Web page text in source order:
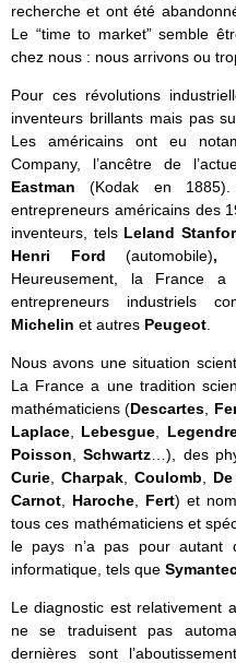
recherche et ont été
Le “time to market” semble
chez nous : nous arrivons ou
Pour ces révolutions
inventeurs brillants mais pas
Les américains ont eu
Company, l’ancêtre de
Eastman(Kodak en
entrepreneurs américains des
inventeurs, tels Leland
Henri Ford(automobile),
Heureusement, la France
entrepreneurs industriels
Michelin et autres Peugeot
Nous avons une situation
La France a une tradition
mathématiciens (Descartes
Laplace
Lebesgue
Poisson ,Schwartz …), des
Curie
Charpak Coulomb
Carnot
Haroche, Fert) et
tous ces mathématiciens et
le pays n’a pas pour autant
informatique, tels que
Le diagnostic est relativement
ne se traduisent pas
dernières sont